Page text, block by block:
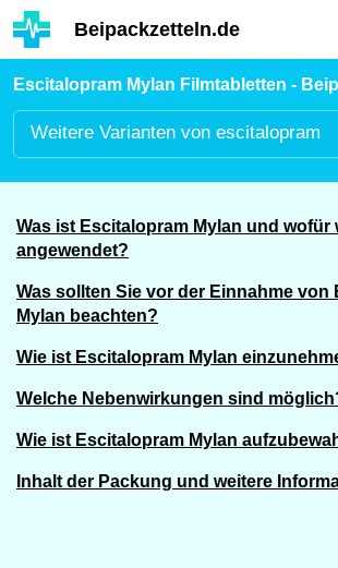
Hauptinhalt
Beipackzetteln.de
Escitalopram Mylan Filmtabletten -
Weitere Varianten von escitalopram
Was ist Escitalopram Mylan und wofür
angewendet?
Was sollten Sie vor der Einnahme von
Mylan beachten?
Wie ist Escitalopram Mylan
Welche Nebenwirkungen sind
Wie ist Escitalopram Mylan
Inhalt der Packung und weitere